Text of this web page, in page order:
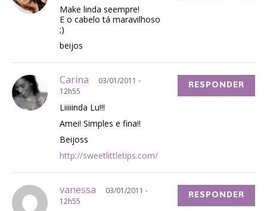
Make linda seempre!
E o cabelo tá maravilhoso
;)
beijos
Carina
03/01/2011 -
12h55
Liiiiinda Lu!!!
Amei! Simples e fina!!
Beijoss
http://sweetlittletips.com/
RESPONDER
vanessa
03/01/2011 -
12h55
RESPONDER